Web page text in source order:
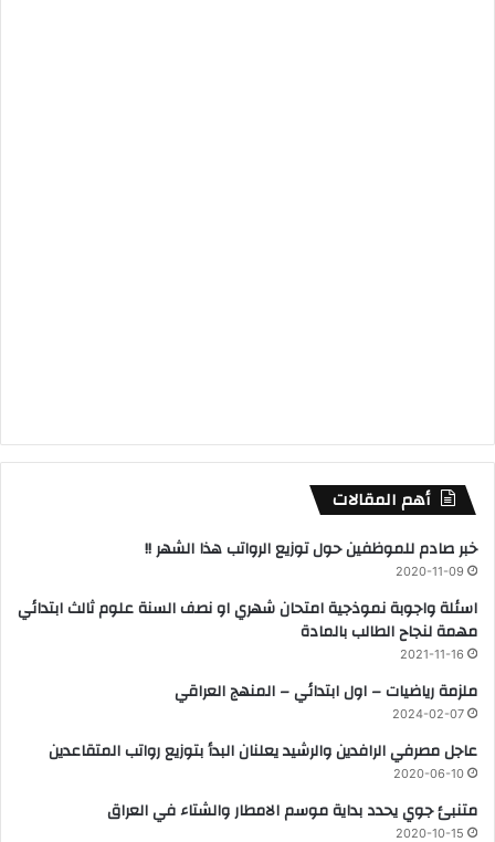
أهم المقالات
خبر صادم للموظفين حول توزيع الرواتب هذا الشهر !!
2020-11-09
اسئلة واجوبة نموذجية امتحان شهري او نصف السنة علوم ثالث ابتدائي
مهمة لنجاح الطالب بالمادة
2021-11-16
ملزمة رياضيات – اول ابتدائي – المنهج العراقي
2024-02-07
عاجل ‏مصرفي ‏الرافدين ‏والرشيد ‏يعلنان ‏البدأ ‏بتوزيع ‏رواتب ‏المتقاعدين
2020-06-10
متنبئ جوي يحدد بداية موسم الامطار والشتاء في العراق
2020-10-15